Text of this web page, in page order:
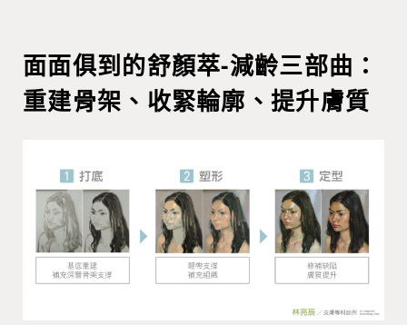
面面俱到的舒顏萃-減齡三部曲：
重建骨架、收緊輪廓、提升膚質